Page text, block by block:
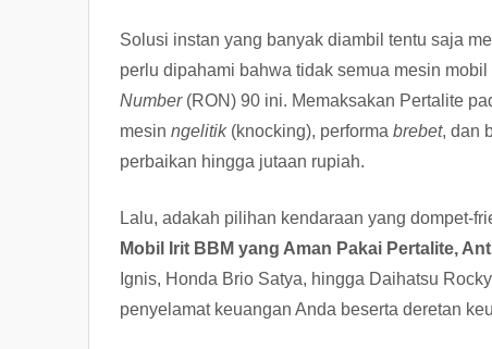
Solusi instan yang banyak diambil tentu saja
perlu dipahami bahwa tidak semua mesin
Number(RON) 90 ini. Memaksakan Pertalite
mesin ngelitik(knocking), performa brebet, dan
perbaikan hingga jutaan rupiah.
Lalu, adakah pilihan kendaraan yang dompet-
Mobil Irit BBM yang Aman Pakai Pertalite,
Ignis, Honda Brio Satya, hingga Daihatsu
penyelamat keuangan Anda beserta deretan